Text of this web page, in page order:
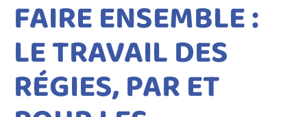
FAIRE ENSEMBLE :
LE TRAVAIL DES
RÉGIES, PAR ET